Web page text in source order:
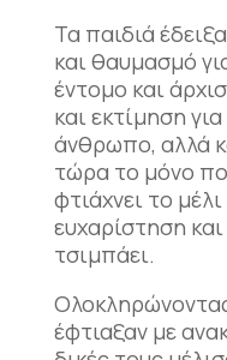
Τα παιδιά
και θαυμασμό
έντομο και
και εκτίμηση
άνθρωπο, αλλά
τώρα το μόνο
φτιάχνει το
ευχαρίστηση
τσιμπάει.
έφτιαξαν με